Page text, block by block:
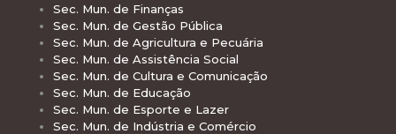
Sec. Mun. de Finanças
Sec. Mun. de Gestão Pública
Sec. Mun. de Agricultura e Pecuária
Sec. Mun. de Assistência Social
Sec. Mun. de Cultura e Comunicação
Sec. Mun. de Educação
Sec. Mun. de Esporte e Lazer
Sec. Mun. de Indústria e Comércio